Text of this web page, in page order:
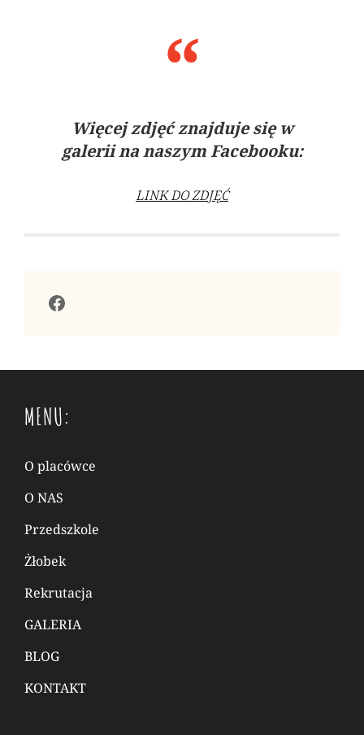
Więcej zdjęć znajduje się w
galerii na naszym Facebooku:
LINK DO ZDJĘĆ
Facebook
MENU:
O placówce
O NAS
Przedszkole
Żłobek
Rekrutacja
GALERIA
BLOG
KONTAKT